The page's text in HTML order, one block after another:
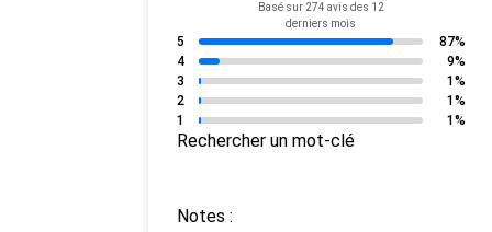
Basé sur 274 avis des 12
derniers mois
5
87%
4
9%
3
1%
2
1%
1
1%
Rechercher un mot-clé
Notes :